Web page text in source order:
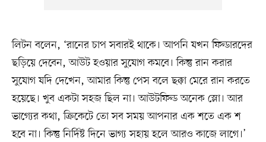
লিটন বলেন, ‘রানের চাপ সবারই থাকে। আপনি যখন ফিল্ডারদের
ছড়িয়ে দেবেন, আউট হওয়ার সুযোগ কমবে। কিন্তু রান করার
সুযোগ যদি দেখেন, আমার কিন্তু পেস বলে ছক্কা মেরে রান করতে
হয়েছে। খুব একটা সহজ ছিল না। আউটফিল্ড অনেক স্লো। আর
ভাগ্যের কথা, ক্রিকেটে তো সব সময় আপনার এক শতে এক শ
হবে না। কিন্তু নির্দিষ্ট দিনে ভাগ্য সহায় হলে আরও কাজে লাগে।’